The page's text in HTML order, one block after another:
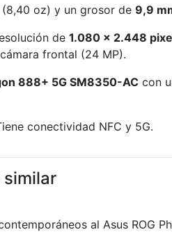
(8,40 oz) y un grosor de 9,9
de 1.080 x 2.448
frontal (24 MP).
888+ 5G SM8350-AC con
conectividad NFC y 5G.
similar
al Asus ROG